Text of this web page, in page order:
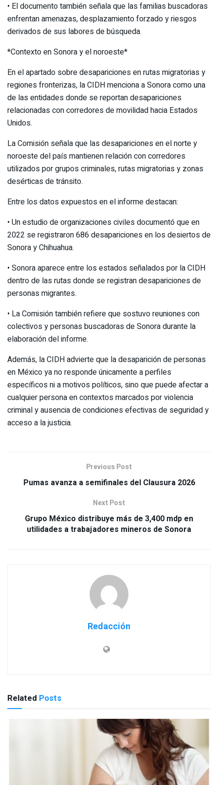
• El documento también señala que las familias buscadoras
enfrentan amenazas, desplazamiento forzado y riesgos
derivados de sus labores de búsqueda.
*Contexto en Sonora y el noroeste*
En el apartado sobre desapariciones en rutas migratorias y
regiones fronterizas, la CIDH menciona a Sonora como una
de las entidades donde se reportan desapariciones
relacionadas con corredores de movilidad hacia Estados
Unidos.
La Comisión señala que las desapariciones en el norte y
noroeste del país mantienen relación con corredores
utilizados por grupos criminales, rutas migratorias y zonas
desérticas de tránsito.
Entre los datos expuestos en el informe destacan:
• Un estudio de organizaciones civiles documentó que en
2022 se registraron 686 desapariciones en los desiertos de
Sonora y Chihuahua.
• Sonora aparece entre los estados señalados por la CIDH
dentro de las rutas donde se registran desapariciones de
personas migrantes.
• La Comisión también refiere que sostuvo reuniones con
colectivos y personas buscadoras de Sonora durante la
elaboración del informe.
Además, la CIDH advierte que la desaparición de personas
en México ya no responde únicamente a perfiles
específicos ni a motivos políticos, sino que puede afectar a
cualquier persona en contextos marcados por violencia
criminal y ausencia de condiciones efectivas de seguridad y
acceso a la justicia.
Previous Post
Pumas avanza a semifinales del Clausura 2026
Next Post
Grupo México distribuye más de 3,400 mdp en
utilidades a trabajadores mineros de Sonora
Redacción
Related Posts